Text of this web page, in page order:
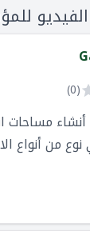
(
0
)
مساحات